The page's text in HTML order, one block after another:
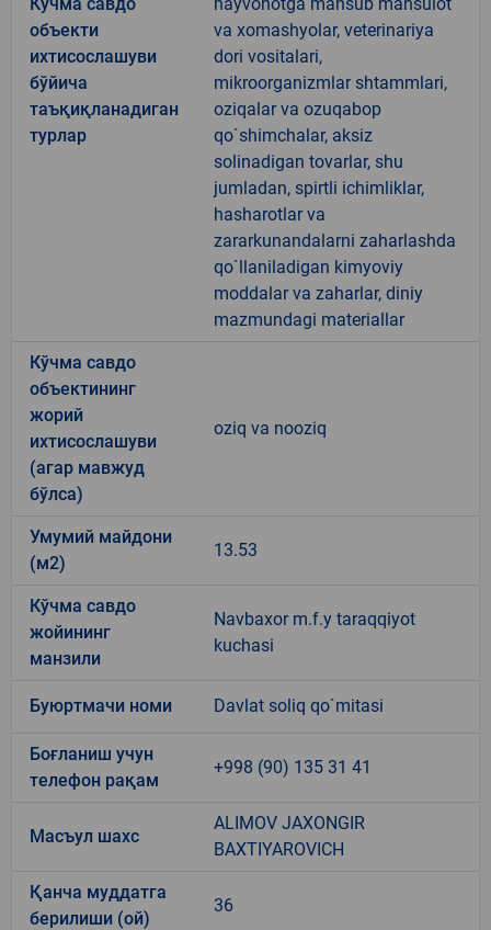
объекти
ихтисослашуви
бўйича
таъқиқланадиган
турлар
va xomashyolar, veterinariya
dori vositalari,
mikroorganizmlar shtammlari,
oziqalar va ozuqabop
qo`shimchalar, aksiz
solinadigan tovarlar, shu
jumladan, spirtli ichimliklar,
hasharotlar va
zararkunandalarni zaharlashda
qo`llaniladigan kimyoviy
moddalar va zaharlar, diniy
mazmundagi materiallar
Кўчма савдо
объектининг
жорий
ихтисослашуви
(агар мавжуд
бўлса)
oziq va nooziq
Умумий майдони
(м2)
13.53
Кўчма савдо
жойининг
манзили
Navbaxor m.f.y taraqqiyot
kuchasi
Буюртмачи номи Davlat soliq qo`mitasi
Боғланиш учун
телефон рақам
+998 (90) 135 31 41
Масъул шахс
ALIMOV JAXONGIR
BAXTIYAROVICH
Қанча муддатга
берилиши (ой)
36